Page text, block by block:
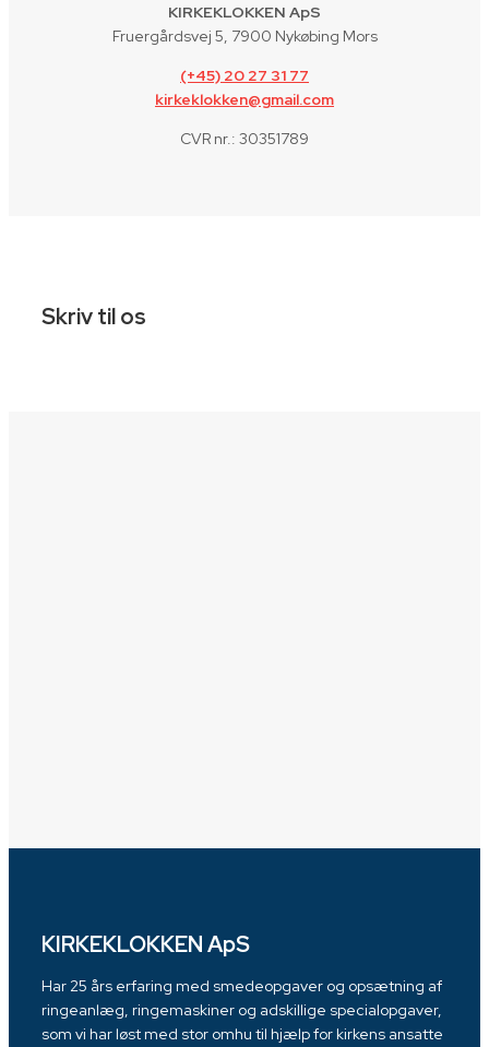
KIRKEKLOKKEN ApS
Fruergårdsvej 5, 7900 Nykøbing Mors
(+45) 20 27 31 77
kirkeklokken@gmail.com
CVR nr.: 30351789
Skriv til os
KIRKEKLOKKEN ApS
Har 25 års erfaring med smedeopgaver og opsætning af
ringeanlæg, ringemaskiner og adskillige specialopgaver,
som vi har løst med stor omhu til hjælp for kirkens ansatte